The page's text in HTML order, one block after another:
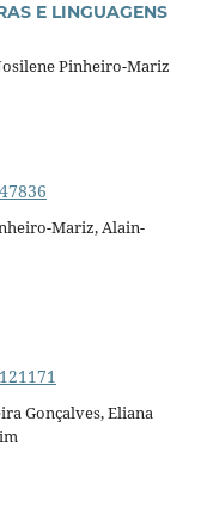
E LINGUAGENS
Pinheiro-Mariz
Mariz, Alain-
Gonçalves, Eliana